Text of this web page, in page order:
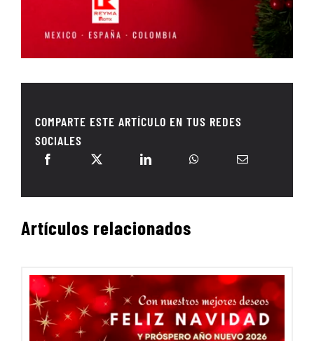
COMPARTE ESTE ARTÍCULO EN TUS REDES
SOCIALES
Artículos relacionados